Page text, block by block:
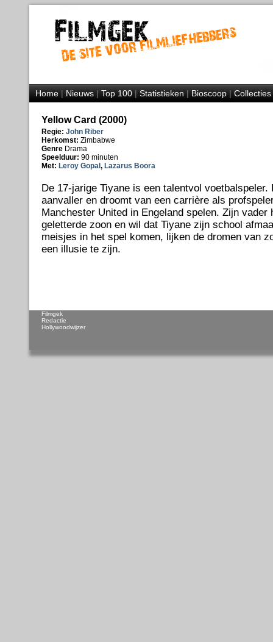
Home|Nieuws|Top 100|Statistieken|Bioscoop|Collecties
Yellow Card (2000)
Regie: John Riber
Herkomst: Zimbabwe
Genre Drama
Speelduur: 90 minuten
Met: Leroy Gopal , Lazarus Boora
De 17-jarige Tiyane is een talentvol voetbalspeler.
aanvaller en droomt van een carrière als
Manchester United in Engeland spelen. Zijn vader
geletterde zoon en wil dat Tiyane zijn school
meisjes in het spel komen, lijken de dromen van
een illusie te zijn.
Filmgek
Redactie
Hollywoodwijzer